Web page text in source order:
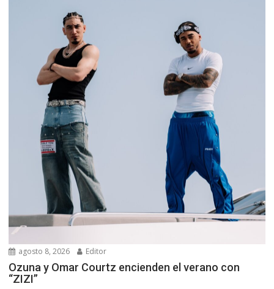
agosto 8, 2026 Editor
Ozuna y Omar Courtz encienden el verano con
“ZIZI”